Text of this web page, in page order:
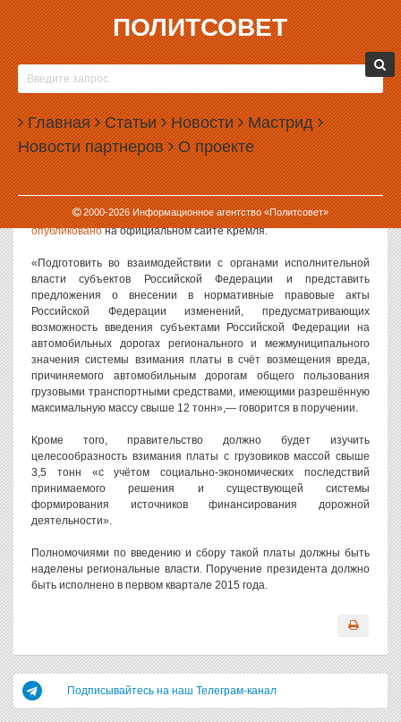
ПОЛИТСОВЕТ
Главная Статьи Новости Мастрид
Новости партнеров О проекте
2000-2026Информационное агентство «Политсовет»
17.11.2014, 12:27
ПУТИН ПОРУЧИЛ ВЗИМАТЬ ПЛАТУ С
ТЯЖЕЛЫХ ГРУЗОВИКОВ
Правительство РФ и губернаторы регионов должны будут
разработать систему взимания платы с тяжелых грузовиков за
проезд по региональным и межмуниципальным автотрассам.
Такое поручение дал президент Владимир Путин.
Поручение, данное по итогам заседания президиума Госсовета,
опубликованона официальном сайте Кремля.
«Подготовить во взаимодействии с органами исполнительной
власти субъектов Российской Федерации и представить
предложения о внесении в нормативные правовые акты
Российской Федерации изменений, предусматривающих
возможность введения субъектами Российской Федерации на
автомобильных дорогах регионального и межмуниципального
значения системы взимания платы в счёт возмещения вреда,
причиняемого автомобильным дорогам общего пользования
грузовыми транспортными средствами, имеющими разрешённую
максимальную массу свыше 12 тонн»,— говорится в поручении.
Кроме того, правительство должно будет изучить
целесообразность взимания платы с грузовиков массой свыше
3,5 тонн «с учётом социально-экономических последствий
принимаемого решения и существующей системы
формирования источников финансирования дорожной
деятельности».
Полномочиями по введению и сбору такой платы должны быть
наделены региональные власти. Поручение президента должно
быть исполнено в первом квартале 2015 года.
Подписывайтесь на наш Телеграм-канал